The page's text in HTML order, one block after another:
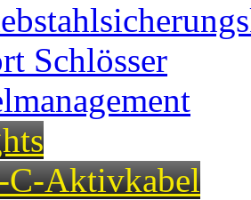
Schlösser
C-Aktivkabel